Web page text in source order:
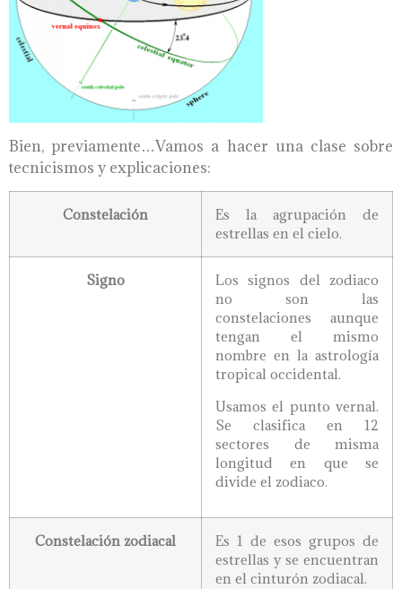
Bien, previamente…Vamos a hacer una clase sobre
tecnicismos y explicaciones:
Constelación
Es la agrupación de
estrellas en el cielo.
Signo
Los signos del zodiaco
no son las
constelaciones aunque
tengan el mismo
nombre en la astrología
tropical occidental.
Usamos el punto vernal.
Se clasifica en 12
sectores de misma
longitud en que se
divide el zodiaco.
Constelación zodiacal
Es 1 de esos grupos de
estrellas y se encuentran
en el cinturón zodiacal.